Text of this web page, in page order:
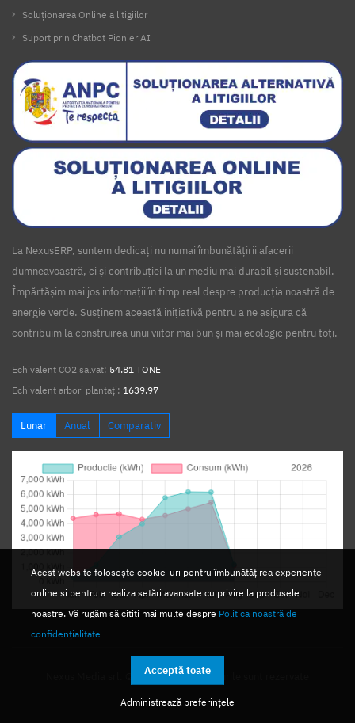
Acest website folosește cookie-uri pentru îmbunătățirea experienței
online si pentru a realiza setări avansate cu privire la produsele
noastre. Vă rugăm să citiți mai multe despre Politica noastră de
confidențialitate
Acceptă toate
Administrează preferințele
Soluționarea Online a litigiilor
Suport prin Chatbot Pionier AI
La NexusERP, suntem dedicați nu numai îmbunătățirii afacerii
dumneavoastră, ci și contribuției la un mediu mai durabil și sustenabil.
Împărtășim mai jos informații în timp real despre producția noastră de
energie verde. Susținem această inițiativă pentru a ne asigura că
contribuim la construirea unui viitor mai bun și mai ecologic pentru toți.
Echivalent CO2 salvat: 54.81 TONE
Echivalent arbori plantați: 1639.97
Lunar Anual Comparativ
Nexus Media srl. © 2026. Toate drepturile sunt rezervate